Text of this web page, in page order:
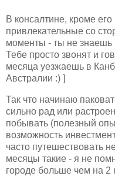
В консалтине, кроме
привлекательные со
моменты - ты не знаешь
Тебе просто звонят и
месяца уезжаешь в
Австралии :) ]
Так что начинаю
сильно рад или
побывать (полезный
возможность
часто путешествовать
месяцы такие - я не
городе больше чем на 2